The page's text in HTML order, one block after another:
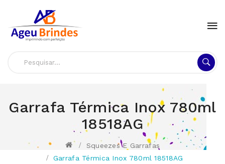
Garrafa Térmica Inox 780ml
18518AG
Squeezes E Garrafas
Garrafa Térmica Inox 780ml 18518AG